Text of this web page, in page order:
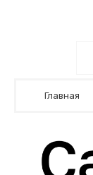
Главная